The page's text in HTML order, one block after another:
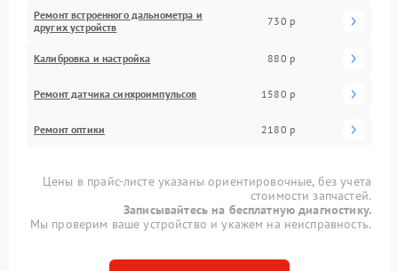
Ремонт встроенного дальнометра и
других устройств
730 р
Калибровка и настройка 880 р
Ремонт датчика синхроимпульсов 1580 р
Ремонт оптики 2180 р
Цены в прайс-листе указаны ориентировочные, без учета
стоимости запчастей.
Записывайтесь на бесплатную диагностику.
Мы проверим ваше устройство и укажем на неисправность.